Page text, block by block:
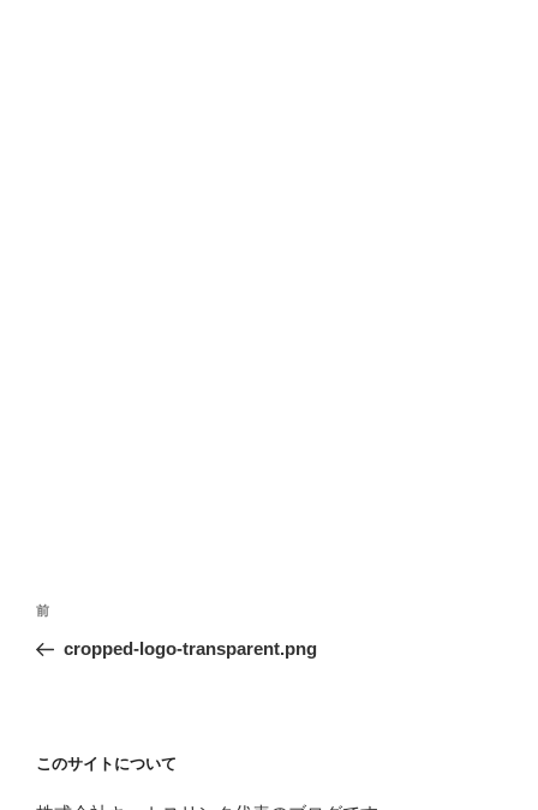
投
ナ
ー
シ
前
の
前
cropped-logo-transparent.png
このサイトについて